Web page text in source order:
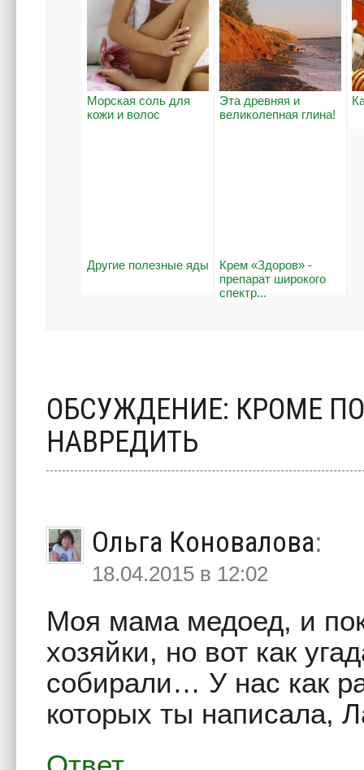
Морская соль для
кожи и волос
Эта древняя и
великолепная глина!
Другие полезные яды
Крем «Здоров» -
препарат широкого
спектр...
ОБСУЖДЕНИЕ: КРОМЕ
НАВРЕДИТЬ
Ольга Коновалова:
18.04.2015 в 12:02
Моя мама медоед, и
хозяйки, но вот как
собирали… У нас как
которых ты написала,